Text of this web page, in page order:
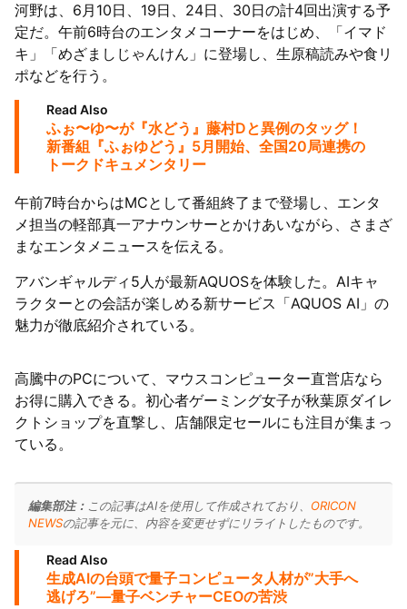
河野は、6月10日、19日、24日、30日の計4回出演する予
定だ。午前6時台のエンタメコーナーをはじめ、「イマド
キ」「めざましじゃんけん」に登場し、生原稿読みや食リ
ポなどを行う。
Read Also
ふぉ〜ゆ〜が『水どう』藤村Dと異例のタッグ！
新番組『ふぉゆどう』5月開始、全国20局連携の
トークドキュメンタリー
午前7時台からはMCとして番組終了まで登場し、エンタ
メ担当の軽部真一アナウンサーとかけあいながら、さまざ
まなエンタメニュースを伝える。
アバンギャルディ5人が最新AQUOSを体験した。AIキャ
ラクターとの会話が楽しめる新サービス「AQUOS AI」の
魅力が徹底紹介されている。
高騰中のPCについて、マウスコンピューター直営店なら
お得に購入できる。初心者ゲーミング女子が秋葉原ダイレ
クトショップを直撃し、店舗限定セールにも注目が集まっ
ている。
編集部注： この記事はAIを使用して作成されており、 ORICON
NEWSの記事を元に、内容を変更せずにリライトしたものです。
Read Also
生成AIの台頭で量子コンピュータ人材が”大手へ
逃げろ”―量子ベンチャーCEOの苦渋